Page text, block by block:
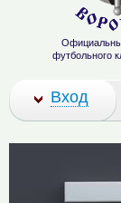
футбольного
Вход